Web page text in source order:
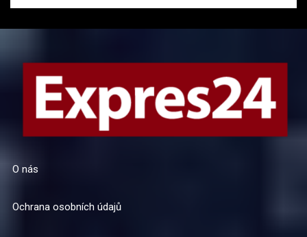
O nás
Ochrana osobních údajů